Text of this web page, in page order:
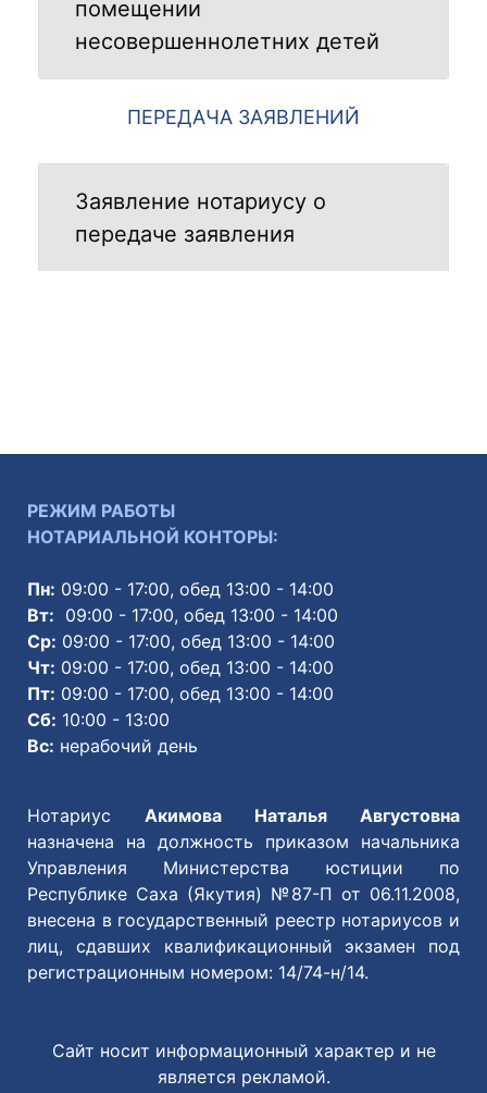
помещении
несовершеннолетних детей
ПЕРЕДАЧА ЗАЯВЛЕНИЙ
Заявление нотариусу о
передаче заявления
РЕЖИМ РАБОТЫ
НОТАРИАЛЬНОЙ КОНТОРЫ:
Пн: 09:00 - 17:00, обед 13:00 - 14:00
Вт: 09:00 - 17:00, обед 13:00 - 14:00
Ср: 09:00 - 17:00, обед 13:00 - 14:00
Чт: 09:00 - 17:00, обед 13:00 - 14:00
Пт: 09:00 - 17:00, обед 13:00 - 14:00
Сб: 10:00 - 13:00
Вс: нерабочий день
Нотариус Акимова Наталья Августовна
назначена на должность приказом начальника
Управления Министерства юстиции по
Республике Саха (Якутия) №87-П от 06.11.2008,
внесена в государственный реестр нотариусов и
лиц, сдавших квалификационный экзамен под
регистрационным номером: 14/74-н/14.
Сайт носит информационный характер и не
является рекламой.